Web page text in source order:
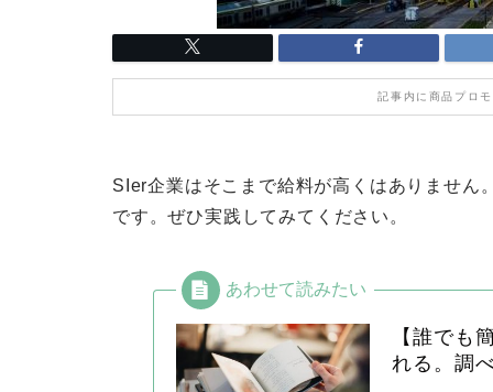
記事内に商品プロ
SIer企業はそこまで給料が高くはありませ
です。ぜひ実践してみてください。
【誰でも
れる。調